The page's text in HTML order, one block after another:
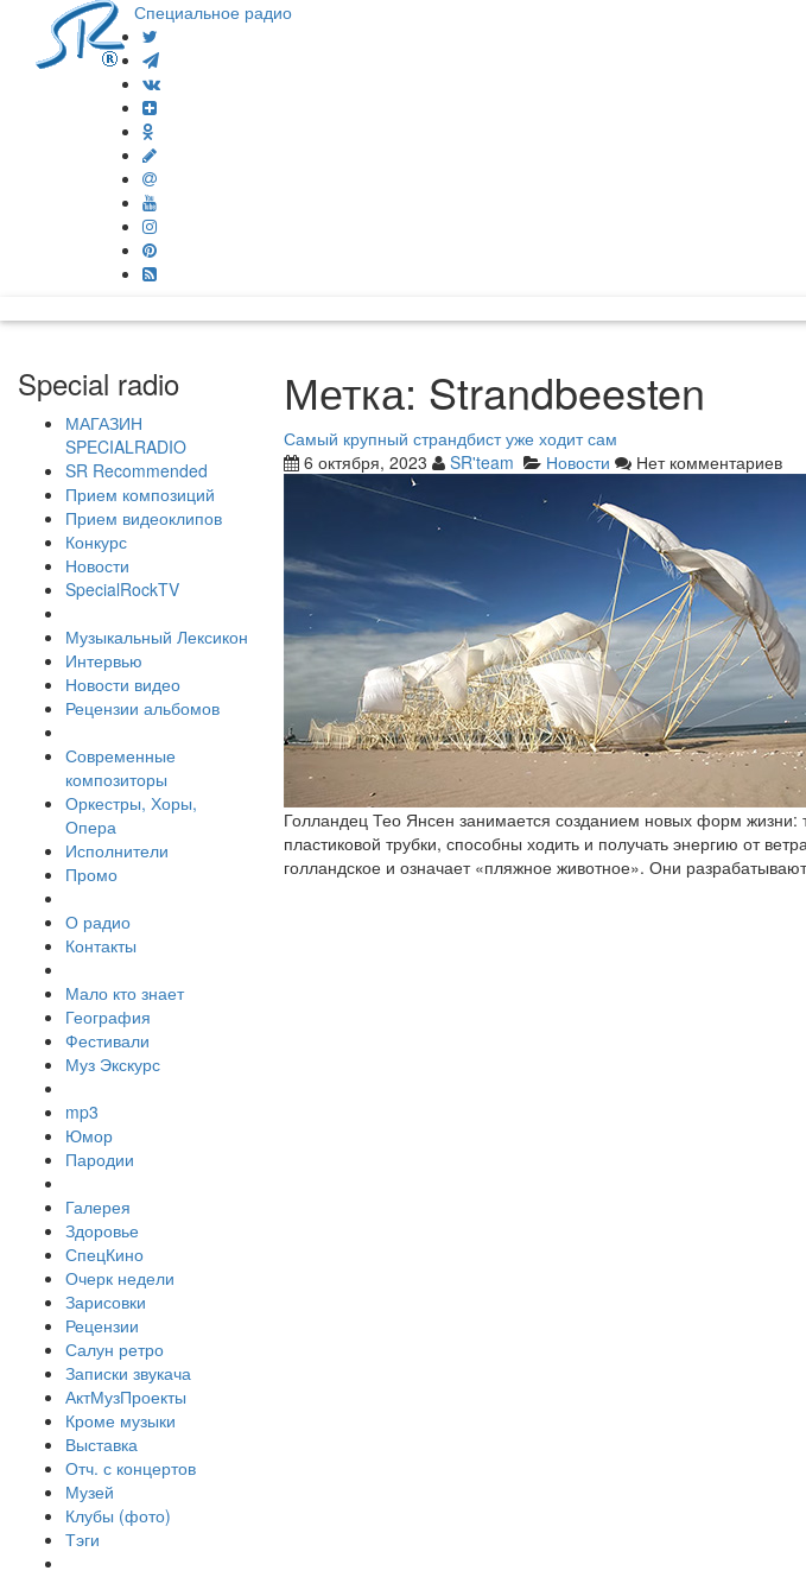
Специальное радио
Special radio
МАГАЗИН
SPECIALRADIO
SR Recommended
Прием композиций
Прием видеоклипов
Конкурс
Новости
SpecialRockTV
Музыкальный Лексикон
Интервью
Новости видео
Рецензии альбомов
Современные
композиторы
Оркестры, Хоры,
Опера
Исполнители
Промо
О радио
Контакты
Мало кто знает
География
Фестивали
Муз Экскурс
mp3
Юмор
Пародии
Галерея
Здоровье
СпецКино
Очерк недели
Зарисовки
Рецензии
Салун ретро
Записки звукача
АктМузПроекты
Кроме музыки
Выставка
Отч. с концертов
Музей
Клубы (фото)
Тэги
Метка: Strandbeesten
Самый крупный страндбист уже ходит сам
6 октября, 2023
SR'team Новости Нет комментариев
Голландец Тео Янсен занимается созданием новых форм жизни:
пластиковой трубки, способны ходить и получать энергию от
голландское и означает «пляжное животное». Они